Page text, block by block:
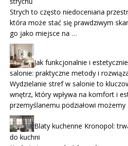
Strych to często niedoceniana
która może stać się prawdziwym
go jako miejsce na …
Jak funkcjonalnie i
salonie: praktyczne metody i
Wydzielanie stref w salonie to
wnętrz, który wpływa na komfort i
przemyślanemu podziałowi możemy
Blaty kuchenne Kronopol:
do kuchni